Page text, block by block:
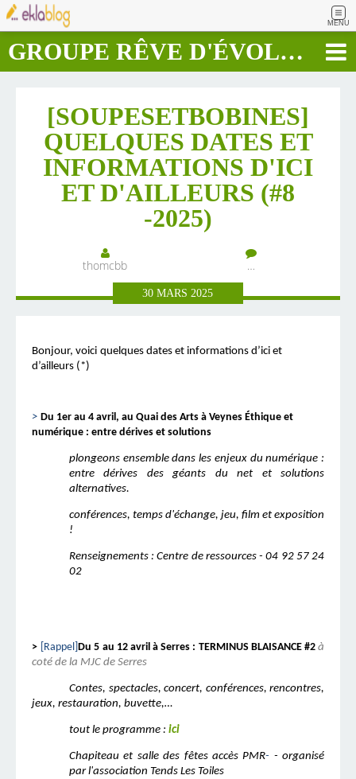
MENU
GROUPE RÊVE D'ÉVOLUTION RAPIDE
[SOUPESETBOBINES]
QUELQUES DATES ET
INFORMATIONS D'ICI
ET D'AILLEURS (#8
-2025)
thomcbb …
30MARS2025
Bonjour, voici quelques dates et informations d’ici et
d’ailleurs (*)
> Du 1er au 4 avril, au Quai des Arts à Veynes Éthique et
numérique : entre dérives et solutions
plongeons ensemble dans les enjeux du numérique :
entre dérives des géants du net et solutions
alternatives.
conférences, temps d'échange, jeu, film et exposition
!
Renseignements : Centre de ressources - 04 92 57 24
02
> [Rappel]Du 5 au 12 avril à Serres : TERMINUS BLAISANCE #2à
coté de la MJC de Serres
Contes, spectacles, concert, conférences, rencontres,
jeux, restauration, buvette,…
tout le programme : ici
Chapiteau et salle des fêtes accès PMR- - organisé
par l'association Tends Les Toiles